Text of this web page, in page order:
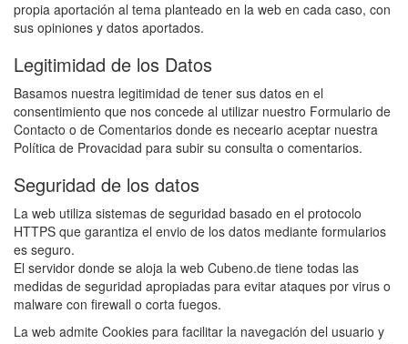
propia aportación al tema planteado en la web en cada caso, con
sus opiniones y datos aportados.
Legitimidad de los Datos
Basamos nuestra legitimidad de tener sus datos en el
consentimiento que nos concede al utilizar nuestro Formulario de
Contacto o de Comentarios donde es neceario aceptar nuestra
Política de Provacidad para subir su consulta o comentarios.
Seguridad de los datos
La web utiliza sistemas de seguridad basado en el protocolo
HTTPS que garantiza el envio de los datos mediante formularios
es seguro.
El servidor donde se aloja la web Cubeno.de tiene todas las
medidas de seguridad apropiadas para evitar ataques por virus o
malware con firewall o corta fuegos.
La web admite Cookies para facilitar la navegación del usuario y